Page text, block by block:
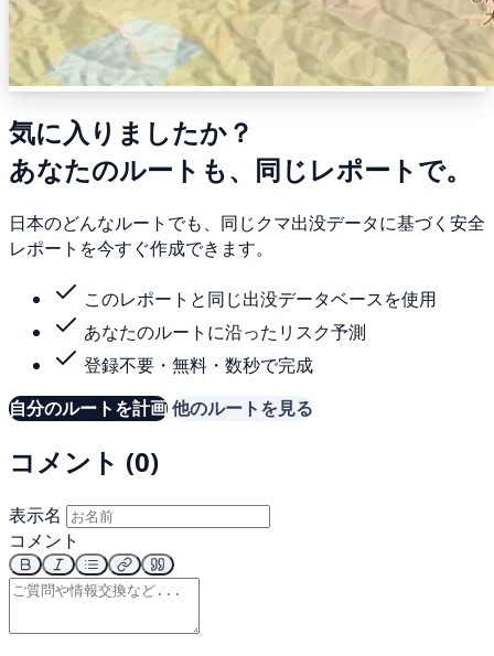
気に入りましたか？
あなたのルートも、同じレポートで。
日本のどんなルートでも、同じクマ出没データに基づく安全
レポートを今すぐ作成できます。
このレポートと同じ出没データベースを使用
あなたのルートに沿ったリスク予測
登録不要・無料・数秒で完成
自分のルートを計画他のルートを見る
コメント (0)
表示名
コメント